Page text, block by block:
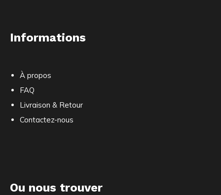
Informations
À propos
FAQ
Livraison & Retour
Contactez-nous
Ou nous trouver